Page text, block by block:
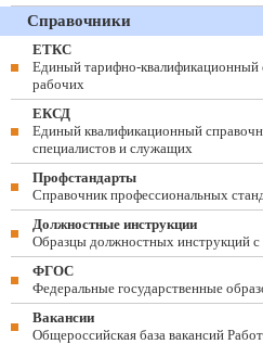
Справочники
ЕТКС
Единый тарифно-квалификационный
рабочих
ЕКСД
Единый квалификационный
специалистов и служащих
Профстандарты
Справочник профессиональных
Должностные инструкции
Образцы должностных инструкций с
ФГОС
Федеральные государственные
Вакансии
Общероссийская база вакансий